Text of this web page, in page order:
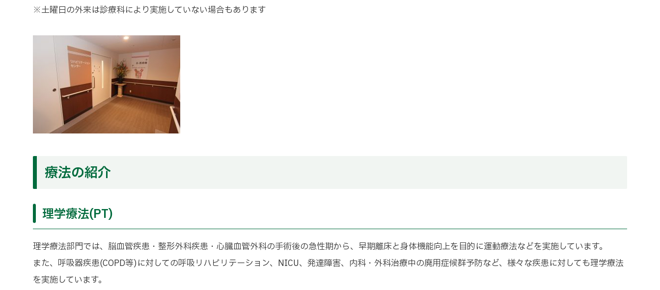
※土曜日の外来は診療科により実施していない場合もあります
療法の紹介
理学療法(PT)
理学療法部門では、脳血管疾患・整形外科疾患・心臓血管外科の手術後の急性期から、早期離床と身体機能向上を目的に運動療法などを実施しています。
また、呼吸器疾患(COPD等)に対しての呼吸リハビリテーション、NICU、発達障害、内科・外科治療中の廃用症候群予防など、様々な疾患に対しても理学療法
を実施しています。